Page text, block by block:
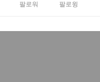
팔로워 팔로윙